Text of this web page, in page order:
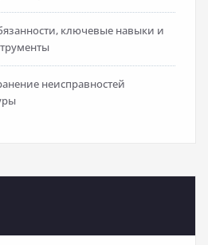
ключевые навыки и
неисправностей